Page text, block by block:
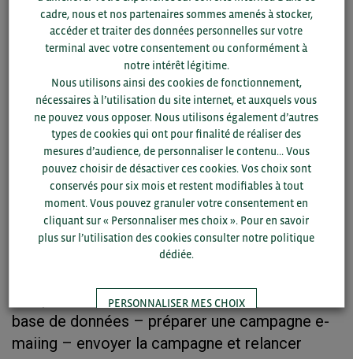
format – création du contenu éducatif
3 Article de Blog : best pratices SEO – settings
d’un article – CTA de la campagne en fin
d’article
4 Landing et Thank You Pages : créer un
formulaire – définir qui recevra les
notifications – lier les life cycle stages avec la
5 Follow up & workflow : définir un scénario –
mettre en place un scenario – tester, analyser
6 Exploiter la base de données : segmenter sa
base de données – préparer une campagne e-
maiing – envoyer la campagne et relancer
cadre, nous et nos partenaires sommes amenés à stocker,
accéder et traiter des données personnelles sur votre
terminal avec votre consentement ou conformément à
notre intérêt légitime.
Nous utilisons ainsi des cookies de fonctionnement,
nécessaires à l’utilisation du site internet, et auxquels vous
ne pouvez vous opposer. Nous utilisons également d’autres
types de cookies qui ont pour finalité de réaliser des
mesures d’audience, de personnaliser le contenu... Vous
pouvez choisir de désactiver ces cookies. Vos choix sont
conservés pour six mois et restent modifiables à tout
moment. Vous pouvez granuler votre consentement en
cliquant sur « Personnaliser mes choix ». Pour en savoir
plus sur l’utilisation des cookies consulter notre politique
dédiée.
PERSONNALISER MES CHOIX
TOUT ACCEPTER